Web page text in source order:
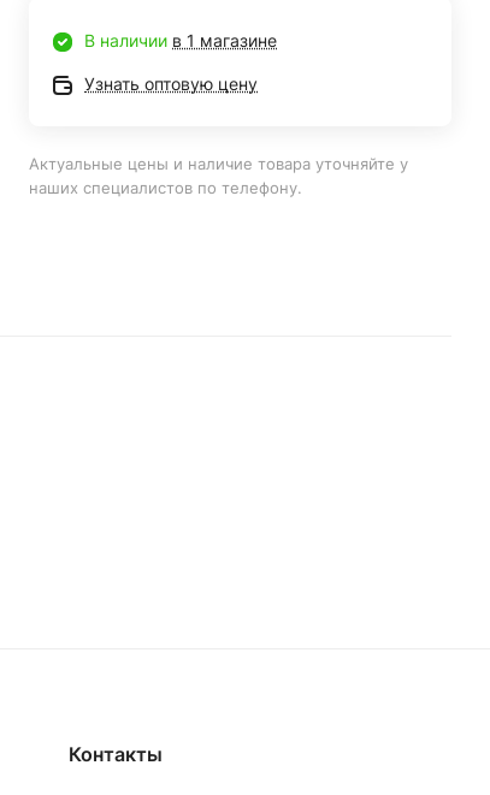
В наличии в 1 магазине
Узнать оптовую цену
Актуальные цены и наличие товара уточняйте у
наших специалистов по телефону.
Контакты